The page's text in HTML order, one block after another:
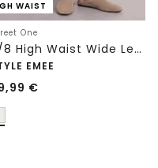
WAIST
One
7/8 High Waist Wide Leg Jeans im Loose Fit
EMEE
€